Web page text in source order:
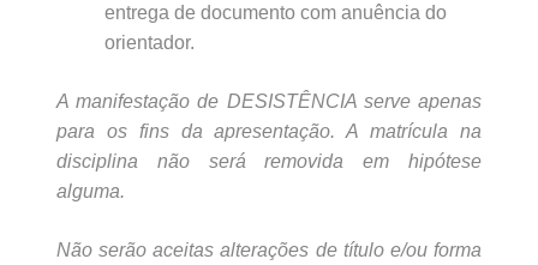
entrega de documento com anuência do
orientador.
A manifestação de DESISTÊNCIA serve apenas
para os fins da apresentação. A matrícula na
disciplina não será removida em hipótese
alguma.
Não serão aceitas alterações de título e/ou forma